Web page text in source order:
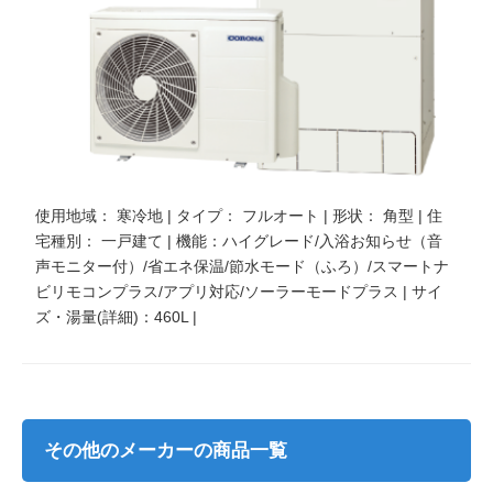
使用地域： 寒冷地 | タイプ： フルオート | 形状： 角型 | 住
宅種別： 一戸建て | 機能：ハイグレード/入浴お知らせ（音
声モニター付）/省エネ保温/節水モード（ふろ）/スマートナ
ビリモコンプラス/アプリ対応/ソーラーモードプラス | サイ
ズ・湯量(詳細)：460L |
その他のメーカーの商品一覧